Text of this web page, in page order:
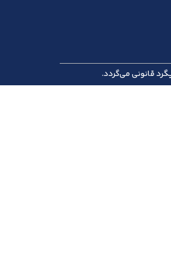
قانونی می‌گردد.